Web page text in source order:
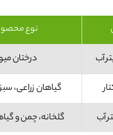
نوع
درختان
گیاهان زراعی،
گلخانه، چمن و